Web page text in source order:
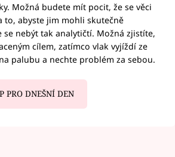
Možná budete mít pocit, že se věci
to, abyste jim mohli skutečně
se nebýt tak analytičtí. Možná zjistíte,
cílem, zatímco vlak vyjíždí ze
palubu a nechte problém za sebou.
PRO DNEŠNÍ DEN